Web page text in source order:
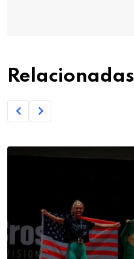
Relacionadas